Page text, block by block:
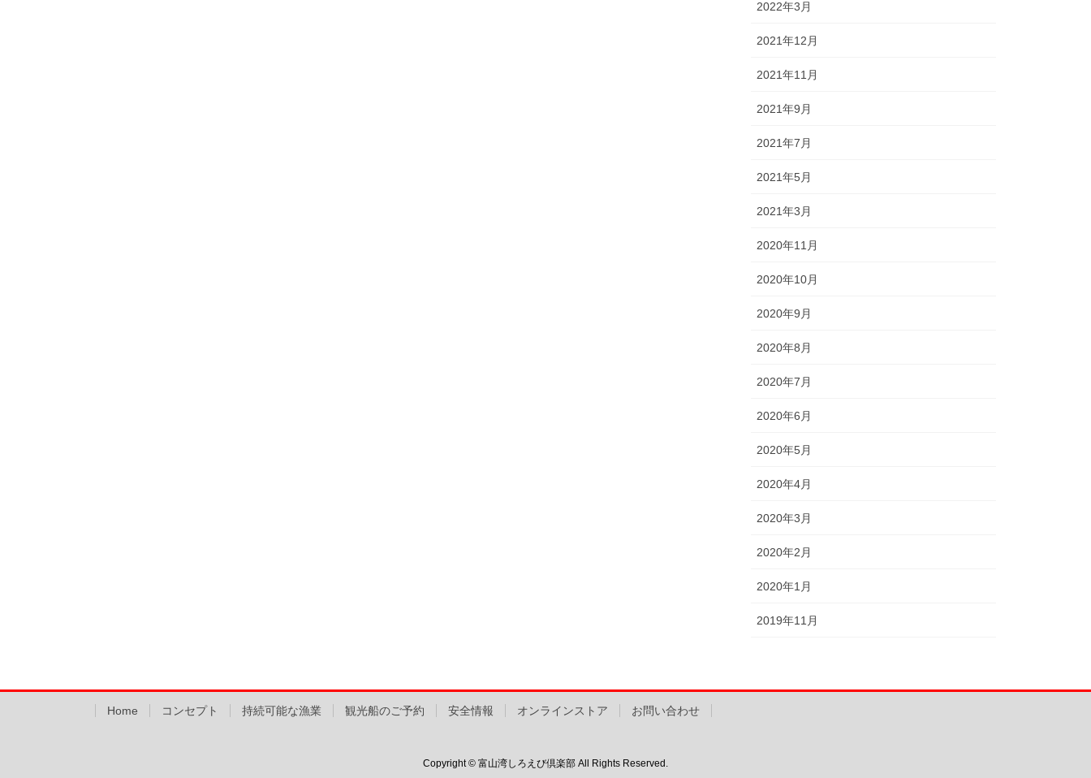
2022年3月
2021年12月
2021年11月
2021年9月
2021年7月
2021年5月
2021年3月
2020年11月
2020年10月
2020年9月
2020年8月
2020年7月
2020年6月
2020年5月
2020年4月
2020年3月
2020年2月
2020年1月
2019年11月
Home コンセプト 持続可能な漁業 観光船のご予約 安全情報 オンラインストア お問い合わせ
Copyright © 富山湾しろえび倶楽部 All Rights Reserved.